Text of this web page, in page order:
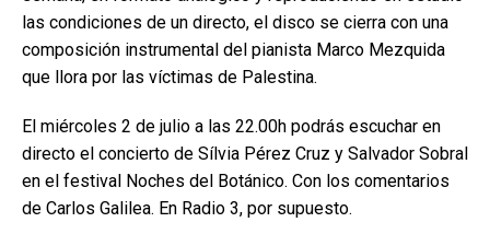
las condiciones de un directo, el disco se cierra con una
composición instrumental del pianista Marco Mezquida
que llora por las víctimas de Palestina.
El miércoles 2 de julio a las 22.00h podrás escuchar en
directo el concierto de Sílvia Pérez Cruz y Salvador Sobral
en el festival Noches del Botánico. Con los comentarios
de Carlos Galilea. En Radio 3, por supuesto.